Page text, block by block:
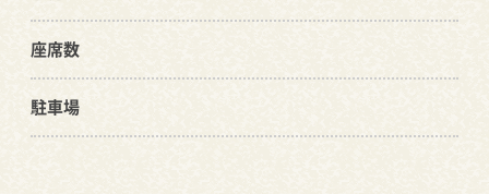
座席数
駐車場